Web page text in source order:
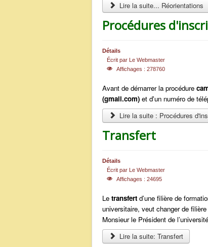
Lire la suite... Réorientations
Procédures
Détails
Écrit par Le Webmaster
Affichages : 278760
Avant de démarrer la procédure
(gmail.com) et d'un numéro de
Lire la suite : Procédures
Transfert
Détails
Écrit par Le Webmaster
Affichages : 24695
Le transfert d’une filière de
universitaire, veut changer de
Monsieur le Président de
Lire la suite: Transfert